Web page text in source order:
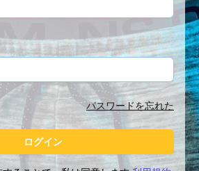
パスワードを忘れた
ログイン